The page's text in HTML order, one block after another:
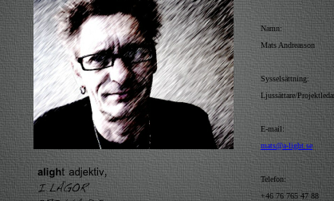
Namn:
Mats Andreasson
Sysselsättning:
Ljussättare/
E-mail:
mats@a-light.se
Telefon:
+46 76 765 47 88